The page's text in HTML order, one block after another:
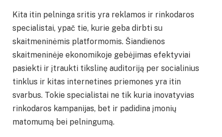
Kita itin pelninga sritis yra reklamos ir rinkodaros
specialistai, ypač tie, kurie geba dirbti su
skaitmeninėmis platformomis. Šiandienos
skaitmeninėje ekonomikoje gebėjimas efektyviai
pasiekti ir įtraukti tikslinę auditoriją per socialinius
tinklus ir kitas internetines priemones yra itin
svarbus. Tokie specialistai ne tik kuria inovatyvias
rinkodaros kampanijas, bet ir padidina įmonių
matomumą bei pelningumą.